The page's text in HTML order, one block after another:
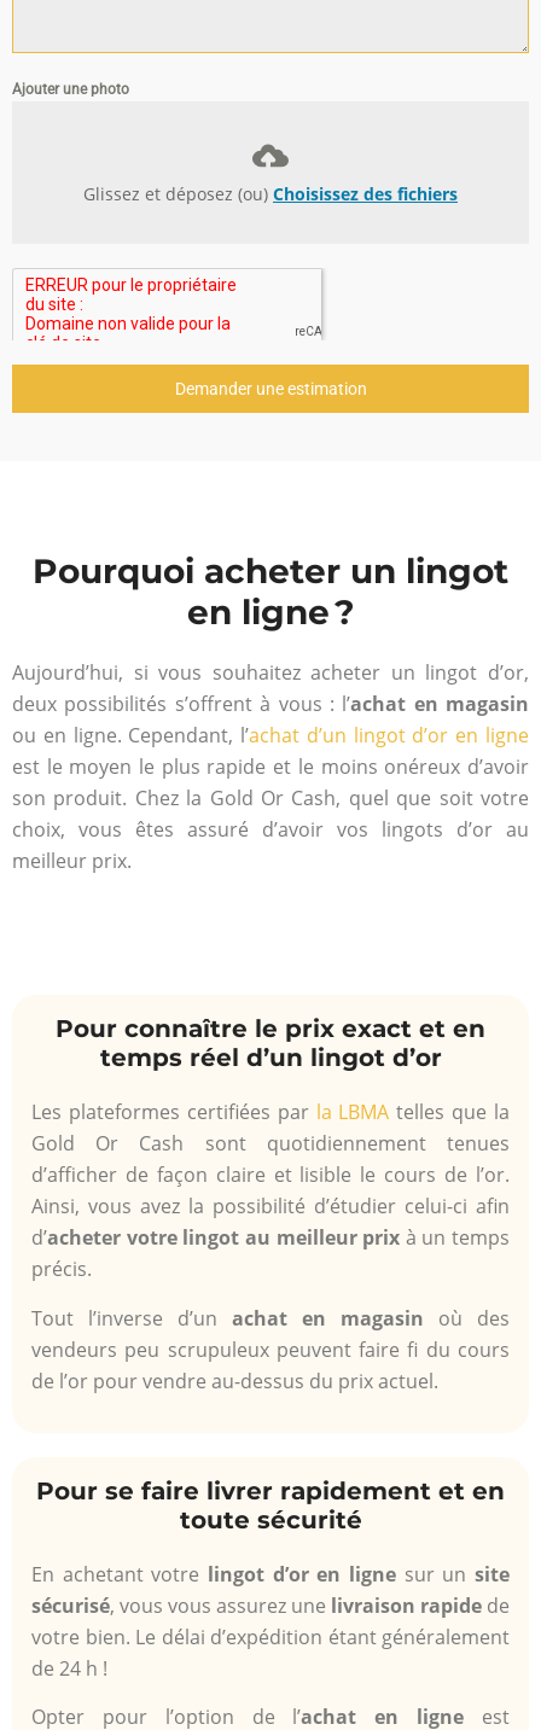
Ajouter une photo
Glissez et déposez (ou) Choisissez des fichiers
Demander une estimation
Pourquoi acheter un lingot
en ligne ?
Aujourd’hui, si vous souhaitez acheter un lingot d’or,
deux possibilités s’offrent à vous : l’achat en magasin
ou en ligne. Cependant, l’achat d’un lingot d’or en ligne
est le moyen le plus rapide et le moins onéreux d’avoir
son produit. Chez la Gold Or Cash, quel que soit votre
choix, vous êtes assuré d’avoir vos lingots d’or au
meilleur prix.
Pour connaître le prix exact et en
temps réel d’un lingot d’or
Les plateformes certifiées par la LBMA telles que la
Gold Or Cash sont quotidiennement tenues
d’afficher de façon claire et lisible le cours de l’or.
Ainsi, vous avez la possibilité d’étudier celui-ci afin
d’acheter votre lingot au meilleur prix à un temps
précis.
Tout l’inverse d’un achat en magasin où des
vendeurs peu scrupuleux peuvent faire fi du cours
de l’or pour vendre au-dessus du prix actuel.
Pour se faire livrer rapidement et en
toute sécurité
En achetant votre lingot d’or en ligne sur un site
sécurisé, vous vous assurez une livraison rapide de
votre bien. Le délai d’expédition étant généralement
de 24 h !
Opter pour l’option de l’achat en ligne est